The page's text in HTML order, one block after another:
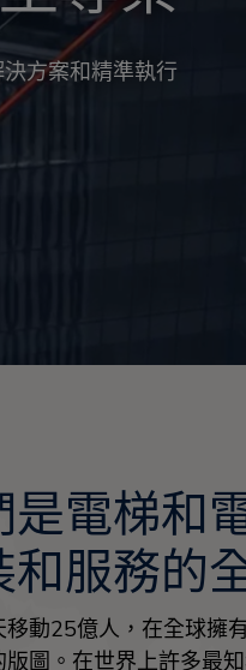
方案和精準執行
新的職缺訊息。
是電梯和
和服務的
移動25億人，在全球擁
版圖。在世界上許多最